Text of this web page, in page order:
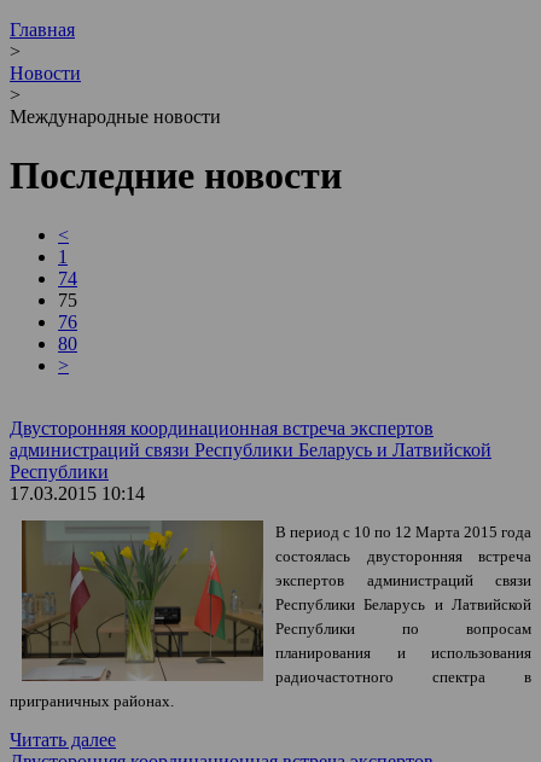
Главная
>
Новости
>
Международные новости
Последние новости
<
1
74
75
76
80
>
Двусторонняя координационная встреча экспертов
администраций связи Республики Беларусь и Латвийской
Республики
17.03.2015 10:14
В период с 10 по 12 Марта 2015 года
состоялась двусторонняя встреча
экспертов администраций связи
Республики Беларусь и Латвийской
Республики по вопросам
планирования и использования
радиочастотного спектра в
приграничных районах.
Читать далее